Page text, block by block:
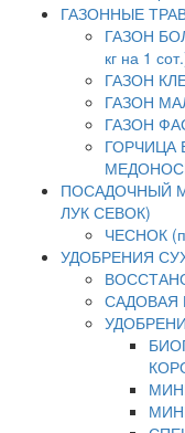
ГАЗОННЫЕ
ГАЗОН
кг на 1
ГАЗОН
ГАЗОН
ГАЗОН
ГОРЧИЦА
ПОСАДОЧНЫЙ
ЛУК СЕВОК)
ЧЕСНОК
УДОБРЕНИЯ
САДОВАЯ